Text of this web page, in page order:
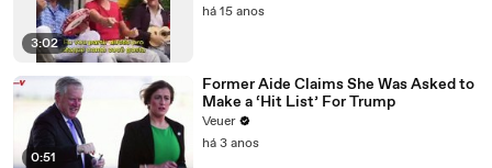
3:02
há 15 anos
0:51
Former Aide Claims She Was Asked to
Make a ‘Hit List’ For Trump
Veuer
há 3 anos